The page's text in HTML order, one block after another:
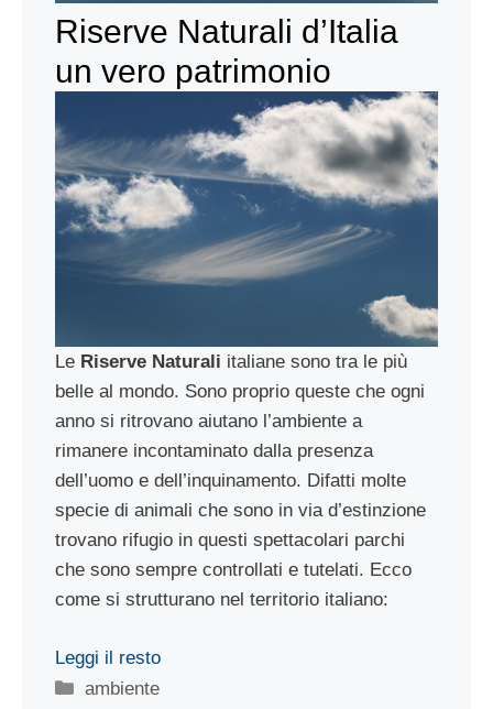
Riserve Naturali d’Italia
un vero patrimonio
Le Riserve Naturali italiane sono tra le più
belle al mondo. Sono proprio queste che ogni
anno si ritrovano aiutano l’ambiente a
rimanere incontaminato dalla presenza
dell’uomo e dell’inquinamento. Difatti molte
specie di animali che sono in via d’estinzione
trovano rifugio in questi spettacolari parchi
che sono sempre controllati e tutelati. Ecco
come si strutturano nel territorio italiano:
Leggi il resto
Categorie
ambiente